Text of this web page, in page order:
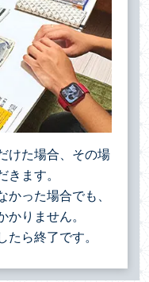
けた場合、その場
きます。
かった場合でも、
かりません。
たら終了です。